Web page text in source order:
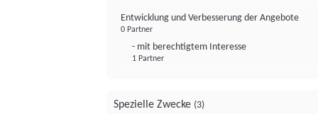
Entwicklung und Verbesserung der Angebote
0 Partner
- mit berechtigtem Interesse
1 Partner
Spezielle Zwecke (3)